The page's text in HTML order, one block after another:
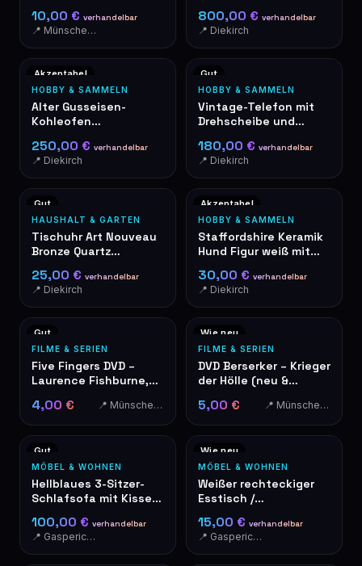
10,00 € verhandelbar
📍 Münschecker
Schubladen und
Anrichte
800,00 € verhandelbar
📍 Diekirch
Akzeptabel
HOBBY & SAMMELN
Alter Gusseisen-
Kohleofen
Patentiert SGDG
250,00 € verhandelbar
📍 Diekirch
Gut
HOBBY & SAMMELN
Vintage-Telefon mit
Drehscheibe und
180,00 € verhandelbar
📍 Diekirch
Gut
HAUSHALT & GARTEN
Tischuhr Art Nouveau
Bronze Quartz
25,00 € verhandelbar
📍 Diekirch
Akzeptabel
HOBBY & SAMMELN
Staffordshire Keramik
Hund Figur weiß mit
30,00 € verhandelbar
📍 Diekirch
Gut
FILME & SERIEN
Five Fingers DVD –
Laurence Fishburne,
4,00 € 📍 Münschecker
Wie neu
FILME & SERIEN
DVD Berserker – Krieger
der Hölle (neu &
5,00 € 📍 Münschecker
Gut
MÖBEL & WOHNEN
Hellblaues 3-Sitzer-
Schlafsofa mit Kissen,
Ikea HOLMSUND
100,00 € verhandelbar
📍 Gasperich - Luxembourg
Wie neu
MÖBEL & WOHNEN
Weißer rechteckiger
Esstisch /
Metallbeinen, Ikea
MELLTORP
15,00 € verhandelbar
📍 Gasperich - Luxembourg